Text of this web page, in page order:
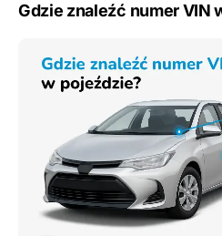
Gdzie znaleźć numer VIN